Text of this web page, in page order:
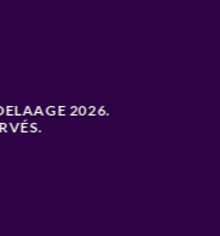
2026.